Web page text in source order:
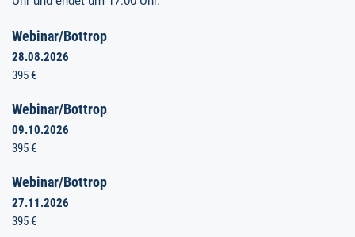
Webinar/Bottrop
28.08.2026
395 €
Webinar/Bottrop
09.10.2026
395 €
Webinar/Bottrop
27.11.2026
395 €